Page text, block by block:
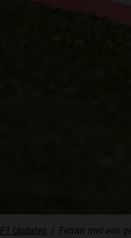
F1 Updates Ferrari met een